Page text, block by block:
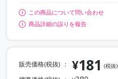
この商品について問い合わせ
商品詳細の誤りを報告
販売価格(税抜) ¥181 (税抜)